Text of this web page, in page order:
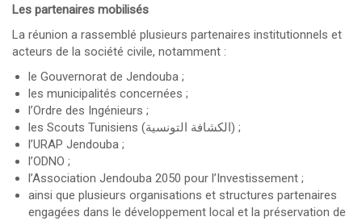
Les partenaires mobilisés
La réunion a rassemblé plusieurs partenaires institutionnels et
acteurs de la société civile, notamment :
le Gouvernorat de Jendouba ;
les municipalités concernées ;
l’Ordre des Ingénieurs ;
les Scouts Tunisiens (الكشافة التونسية) ;
l’URAP Jendouba ;
l’ODNO ;
l’Association Jendouba 2050 pour l’Investissement ;
ainsi que plusieurs organisations et structures partenaires
engagées dans le développement local et la préservation de